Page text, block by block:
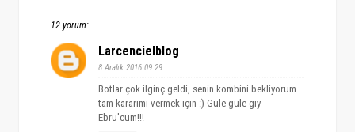
12 yorum:
Larcencielblog
8 Aralık 2016 09:29
Botlar çok ilginç geldi, senin kombini bekliyorum
tam kararımı vermek için :) Güle güle giy
Ebru'cum!!!